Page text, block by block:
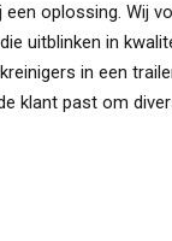
oplossing. Wij
uitblinken in
in een
klant past om